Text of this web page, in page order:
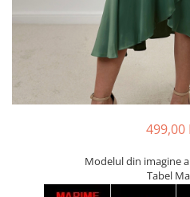
499,00
Modelul din imagine
Tabel